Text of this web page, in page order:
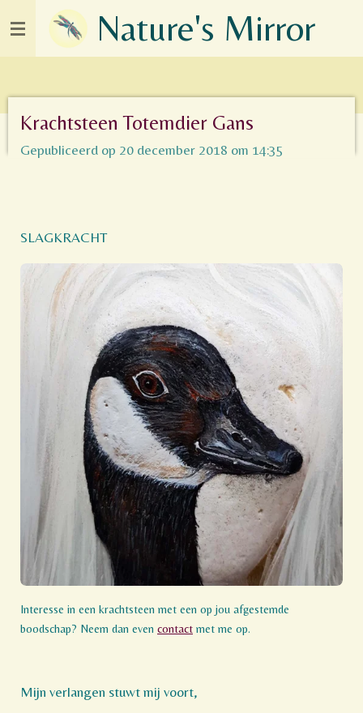
Ga
hoofdinhoud
Nature's Mirror
Krachtsteen Totemdier Gans
Gepubliceerd op 20 december 2018 om 14:35
SLAGKRACHT
Interesse in een krachtsteen met een op jou afgestemde
boodschap? Neem dan even contact met me op.
Mijn verlangen stuwt mij voort,